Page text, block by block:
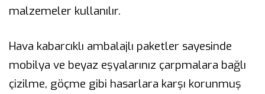
malzemeler kullanılır.
Hava kabarcıklı ambalajlı paketler sayesinde
mobilya ve beyaz eşyalarınız çarpmalara bağlı
çizilme, göçme gibi hasarlara karşı korunmuş